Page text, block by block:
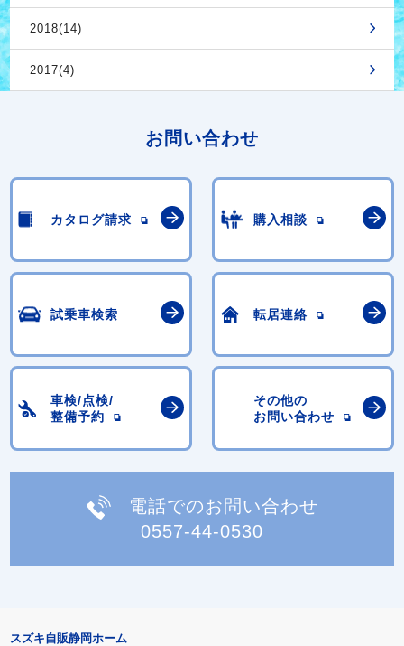
2018(14)
2017(4)
お問い合わせ
カタログ請求 購入相談
試乗車検索 転居連絡
車検/点検/
整備予約
その他の
お問い合わせ
電話でのお問い合わせ
0557-44-0530
スズキ自販静岡ホーム